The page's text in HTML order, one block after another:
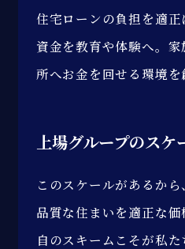
住宅ローンの負担を適
資金を教育や体験へ。
所へお金を回せる環境を
上場グループのスケ
このスケールがあるか
品質な住まいを適正な
自のスキームこそが私た